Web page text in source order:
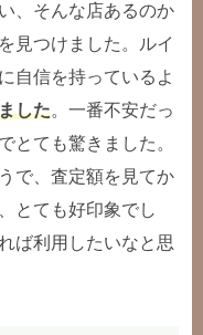
、そんな店あるのか
見つけました。ルイ
自信を持っているよ
した。一番不安だっ
とても驚きました。
で、査定額を見てか
とても好印象でし
ば利用したいなと思